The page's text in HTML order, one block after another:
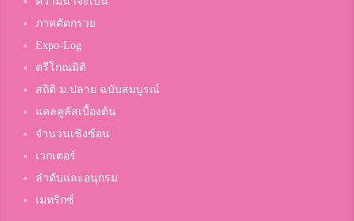
ภาคตัดกรวย
Expo-Log
ตรีโกณมิติ
สถิติ ม.ปลาย ฉบับสมบูรณ์
แคลคูลัสเบื้องต้น
จำนวนเชิงซ้อน
เวกเตอร์
ลำดับและอนุกรม
เมทริกซ์